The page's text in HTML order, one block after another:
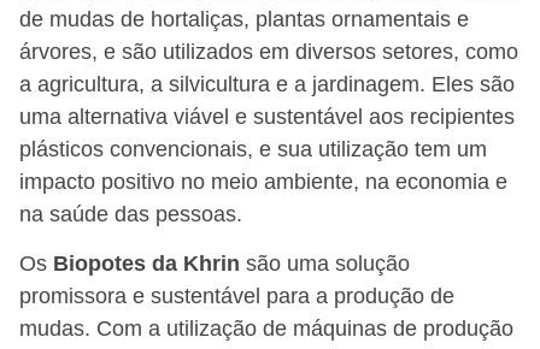
de mudas de hortaliças, plantas ornamentais e
árvores, e são utilizados em diversos setores, como
a agricultura, a silvicultura e a jardinagem. Eles são
uma alternativa viável e sustentável aos recipientes
plásticos convencionais, e sua utilização tem um
impacto positivo no meio ambiente, na economia e
na saúde das pessoas.
Os Biopotes da Khrin são uma solução
promissora e sustentável para a produção de
mudas. Com a utilização de máquinas de produção